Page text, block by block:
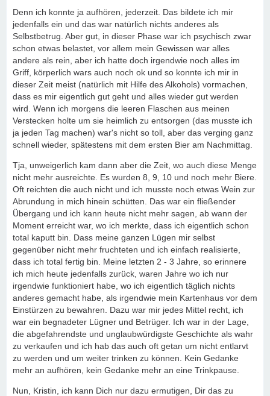
Denn ich konnte ja aufhören, jederzeit. Das bildete ich mir
jedenfalls ein und das war natürlich nichts anderes als
Selbstbetrug. Aber gut, in dieser Phase war ich psychisch zwar
schon etwas belastet, vor allem mein Gewissen war alles
andere als rein, aber ich hatte doch irgendwie noch alles im
Griff, körperlich wars auch noch ok und so konnte ich mir in
dieser Zeit meist (natürlich mit Hilfe des Alkohols) vormachen,
dass es mir eigentlich gut geht und alles wieder gut werden
wird. Wenn ich morgens die leeren Flaschen aus meinen
Verstecken holte um sie heimlich zu entsorgen (das musste ich
ja jeden Tag machen) war's nicht so toll, aber das verging ganz
schnell wieder, spätestens mit dem ersten Bier am Nachmittag.
Tja, unweigerlich kam dann aber die Zeit, wo auch diese Menge
nicht mehr ausreichte. Es wurden 8, 9, 10 und noch mehr Biere.
Oft reichten die auch nicht und ich musste noch etwas Wein zur
Abrundung in mich hinein schütten. Das war ein fließender
Übergang und ich kann heute nicht mehr sagen, ab wann der
Moment erreicht war, wo ich merkte, dass ich eigentlich schon
total kaputt bin. Dass meine ganzen Lügen mir selbst
gegenüber nicht mehr fruchteten und ich einfach realisierte,
dass ich total fertig bin. Meine letzten 2 - 3 Jahre, so erinnere
ich mich heute jedenfalls zurück, waren Jahre wo ich nur
irgendwie funktioniert habe, wo ich eigentlich täglich nichts
anderes gemacht habe, als irgendwie mein Kartenhaus vor dem
Einstürzen zu bewahren. Dazu war mir jedes Mittel recht, ich
war ein begnadeter Lügner und Betrüger. Ich war in der Lage,
die abgefahrendste und unglaubwürdigste Geschichte als wahr
zu verkaufen und ich hab das auch oft getan um nicht entlarvt
zu werden und um weiter trinken zu können. Kein Gedanke
mehr an aufhören, kein Gedanke mehr an eine Trinkpause.
Nun, Kristin, ich kann Dich nur dazu ermutigen, Dir das zu